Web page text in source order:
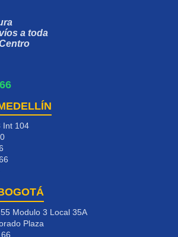
a toda
Int 104
Modulo 3 Local 35A
Plaza